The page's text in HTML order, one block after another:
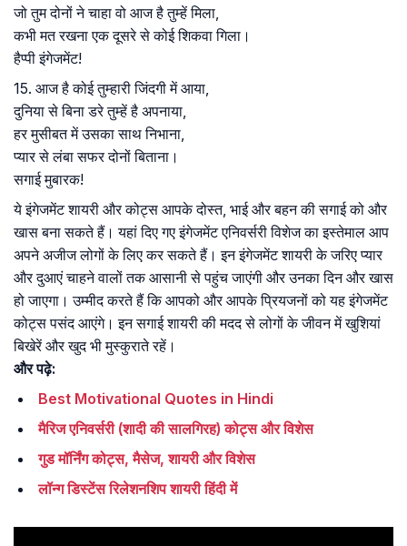
जो तुम दोनों ने चाहा वो आज है तुम्हें मिला,
कभी मत रखना एक दूसरे से कोई शिकवा गिला।
हैप्पी इंगेजमेंट!
15. आज है कोई तुम्हारी जिंदगी में आया,
दुनिया से बिना डरे तुम्हें है अपनाया,
हर मुसीबत में उसका साथ निभाना,
प्यार से लंबा सफर दोनों बिताना।
सगाई मुबारक!
ये इंगेजमेंट शायरी और कोट्स आपके दोस्त, भाई और बहन की सगाई को और
खास बना सकते हैं। यहां दिए गए इंगेजमेंट एनिवर्सरी विशेज का इस्तेमाल आप
अपने अजीज लोगों के लिए कर सकते हैं। इन इंगेजमेंट शायरी के जरिए प्यार
और दुआएं चाहने वालों तक आसानी से पहुंच जाएंगी और उनका दिन और खास
हो जाएगा। उम्मीद करते हैं कि आपको और आपके प्रियजनों को यह इंगेजमेंट
कोट्स पसंद आएंगे। इन सगाई शायरी की मदद से लोगों के जीवन में खुशियां
बिखेरें और खुद भी मुस्कुराते रहें।
और पढ़े:
Best Motivational Quotes in Hindi
मैरिज एनिवर्सरी (शादी की सालगिरह) कोट्स और विशेस
गुड मॉर्निंग कोट्स, मैसेज, शायरी और विशेस
लॉन्ग डिस्टेंस रिलेशनशिप शायरी हिंदी में